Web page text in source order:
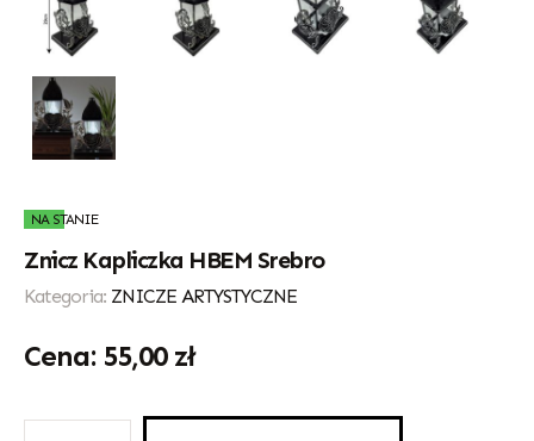
NA STANIE
Znicz Kapliczka HBEM Srebro
Kategoria: ZNICZE ARTYSTYCZNE
55,00 zł